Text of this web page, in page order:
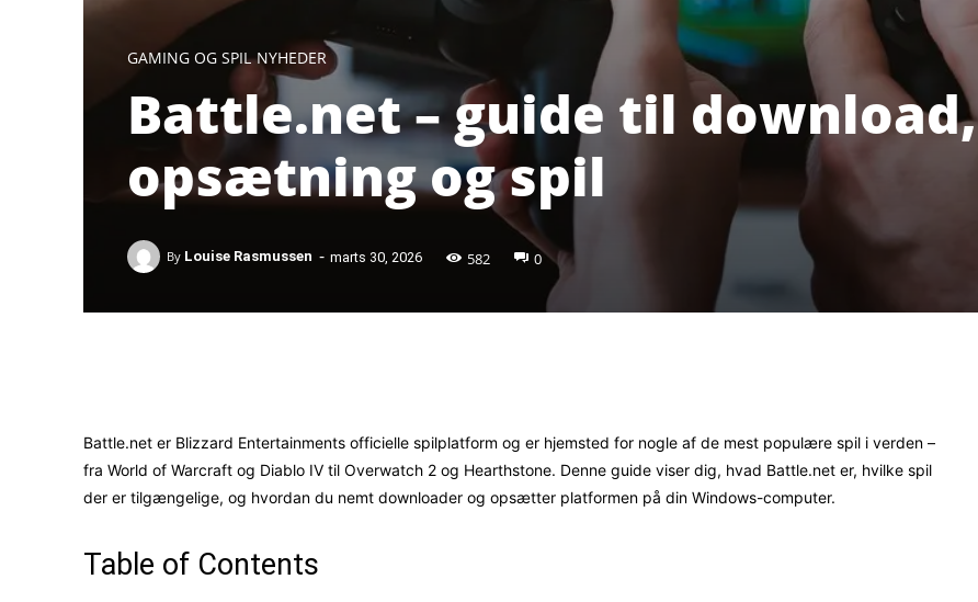
GAMING OG SPIL NYHEDER
Battle.net – guide til download,
opsætning og spil
By Louise Rasmussen - marts 30, 2026 582 0
Battle.net er Blizzard Entertainments officielle spilplatform og er hjemsted for nogle af de mest populære spil i verden –
fra World of Warcraft og Diablo IV til Overwatch 2 og Hearthstone. Denne guide viser dig, hvad Battle.net er, hvilke spil
der er tilgængelige, og hvordan du nemt downloader og opsætter platformen på din Windows-computer.
Table of Contents